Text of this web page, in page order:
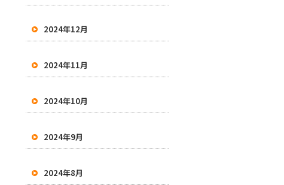
2024年12月
2024年11月
2024年10月
2024年9月
2024年8月